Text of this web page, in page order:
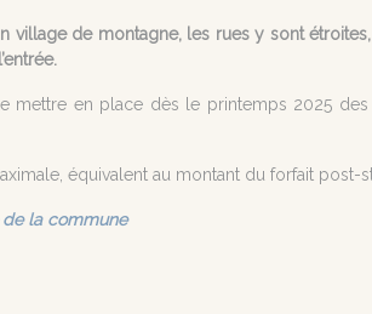
village de montagne, les rues y sont
mettre en place dès le printemps 2025
équivalent au montant du forfait post-
de la commune